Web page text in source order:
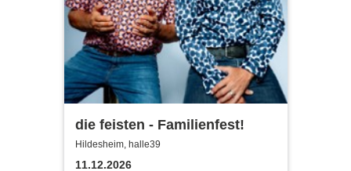
die feisten - Familienfest!
Hildesheim, halle39
11.12.2026